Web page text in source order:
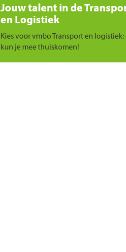
Jouw talent in de
en Logistiek
Kies voor vmbo Transport en logistiek:
kun je mee thuiskomen!